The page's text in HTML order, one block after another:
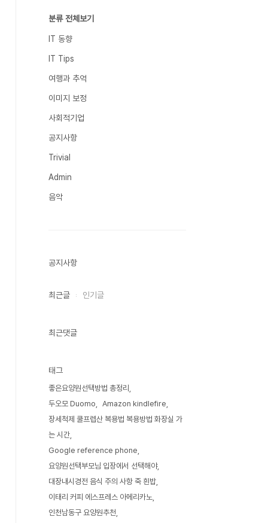
분류 전체보기
IT 동향
IT Tips
여행과 추억
이미지 보정
사회적기업
공지사항
Trivial
Admin
음악
공지사항
최근글 인기글
최근댓글
태그
좋은요양원선택방법 총정리
두오모 Duomo
Amazon kindlefire
장세척제 쿨프렙산 복용법 복용방법 화장실 가
는 시간
Google reference phone
요양원선택부모님 입장에서 선택해야
대장내시경전 음식 주의 사항 죽 흰밥
이태리 커피 에스프레스 아메리카노
인천남동구 요양원추천